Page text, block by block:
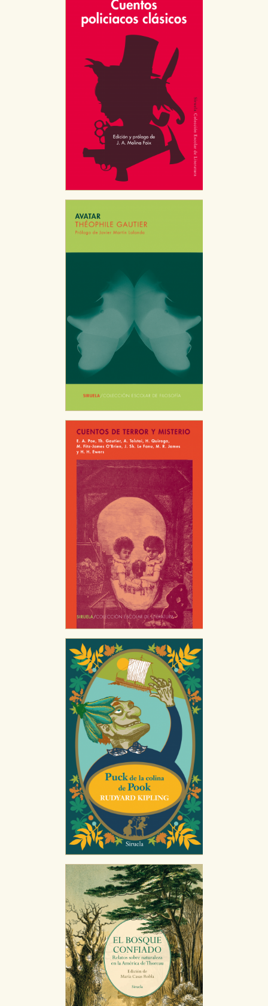
CONFIGURACIÓN DE COOKIES
HABILITAR TODO RECHAZAR TODO
Cookies necesarias
Estas cookies son necesarias para que nuestro sitio
web funcione y no es posible deshabilitarlas desde
nuestro sistema. Es posible hacerlo desde el
navegador, pero en ese caso es posible que algunas
áreas de nuestra web dejen de funcionar
correctamente.
Cookies de rendimiento y analíticas
Estas cookies se utilizan para mejorar su experiencia
de navegación y optimizar el funcionamiento de
nuestro sitio web. Almacenan configuraciones de